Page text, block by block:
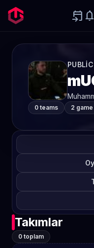
event_upcoming notifications
0 teams 2
Takımlar
0 toplam